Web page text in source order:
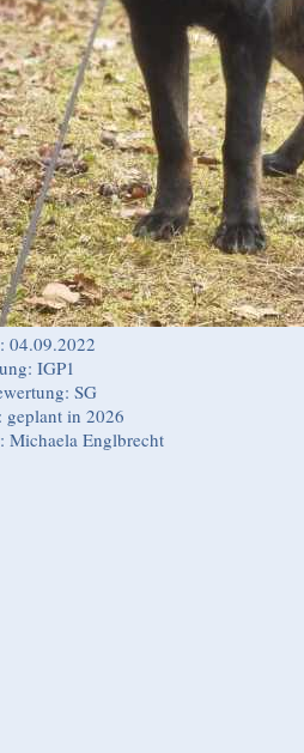
04.09.2022
IGP1
SG
geplant in 2026
Michaela Englbrecht